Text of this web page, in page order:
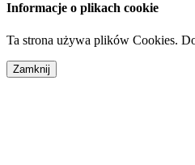
Informacje o plikach cookie
Ta strona używa plików Cookies.